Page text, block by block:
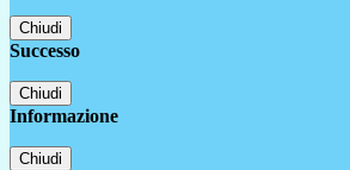
Chiudi
Successo
Chiudi
Informazione
Chiudi